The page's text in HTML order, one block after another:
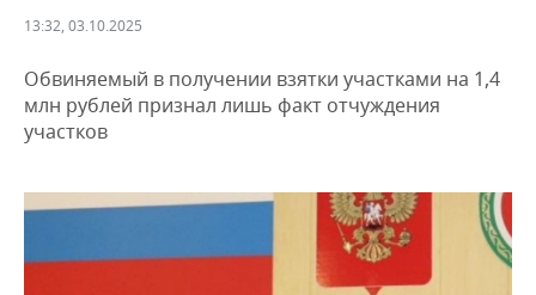
ДЕКЛАРАЦИИ О ДОХОДАХ
КОРОЛИ ГОСЗАКАЗА ПФО
ВУЗЫ ТАТАРСТАНА
КОМУ ПРИНАДЛЕЖАТ
ТОРГОВЫЕ ЦЕНТРЫ
НОВОСТИ ЭКОНОМИКИ
ФИНАНСЫ
БАНКИ
БЮДЖЕТ
ИНВЕСТИЦИИ
ПРОМЫШЛЕННОСТЬ
НОВОСТИ
ПРОМЫШЛЕННОСТИ
МАШИНОСТРОЕНИЕ
НЕФТЕХИМИЯ
НЕДВИЖИМОСТЬ
НОВОСТИ НЕДВИЖИМОСТИ
АВТО
НОВОСТИ АВТО
БИЗНЕС
НОВОСТИ БИЗНЕСА
ТЕХНОЛОГИИ
13:32, 03.10.2025
Обвиняемый в получении взятки участками на 1,4
млн рублей признал лишь факт отчуждения
участков